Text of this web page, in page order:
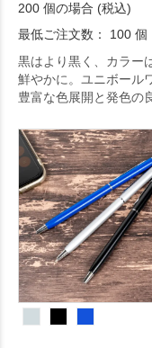
200 個の場合 (税込)
最低ご注文数： 100 個
黒はより黒く、カラー
鮮やかに。ユニボール
豊富な色展開と発色の